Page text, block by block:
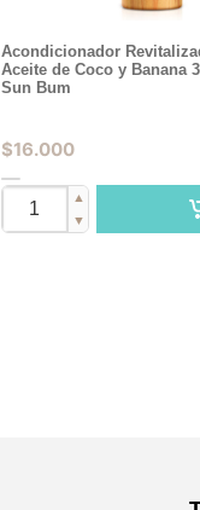
Acondicionador
Aceite de Coco y Banana
Sun Bum
$16.000
▲
▼